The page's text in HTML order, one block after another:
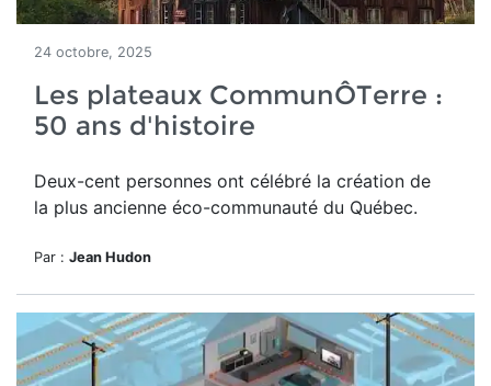
24 octobre, 2025
Les plateaux CommunÔTerre :
50 ans d'histoire
Deux-cent personnes ont célébré la création de
la plus ancienne éco-communauté du Québec.
Par : Jean Hudon